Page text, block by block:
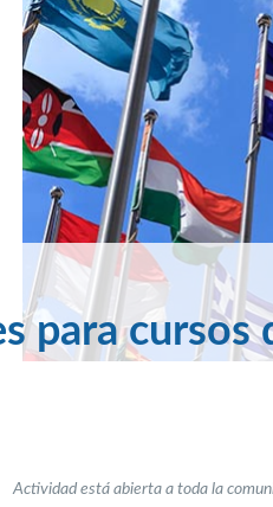
para cursos
Actividad está abierta a toda la